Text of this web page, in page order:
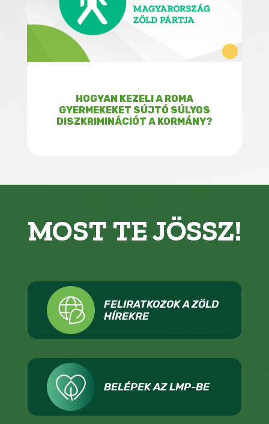
HOGYAN KEZELI A ROMA
GYERMEKEKET SÚJTÓ SÚLYOS
DISZKRIMINÁCIÓT A KORMÁNY?
MOST TE JÖSSZ!
FELIRATKOZOK A ZÖLD
HÍREKRE
BELÉPEK AZ LMP-BE